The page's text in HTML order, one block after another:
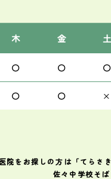
木 金 土
〇 〇 〇
〇 〇 ×
院をお探しの方は「てらさ
佐々中学校そば